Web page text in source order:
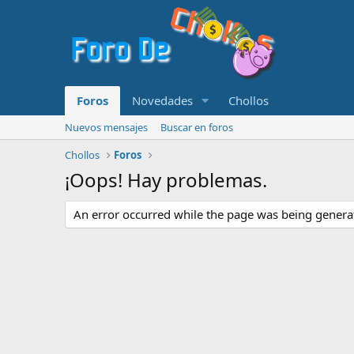
Foros Novedades Chollos
Nuevos mensajes
Buscar en foros
Chollos
Foros
¡Oops! Hay problemas.
An error occurred while the page was being